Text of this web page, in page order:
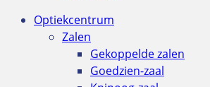
Optiekcentrum
Zalen
Gekoppelde zalen
Goedzien-zaal